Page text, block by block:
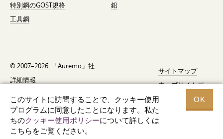
このサイトに訪問することで、クッキー使用
プログラムに同意したことになります。私た
ちのクッキー使用ポリシーについて詳しくは
こちらをご覧ください。
OK
特別鋼のGOST規格
工具鋼
鉛
© 2007–2026. 「Auremo」社.
詳細情報
AGB（利用規約）
リコール通知
データ保護
サイトマップ
ウェブサイトデ